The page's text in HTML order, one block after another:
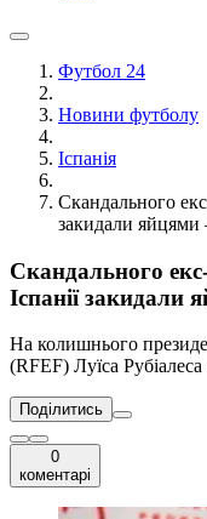
Футбол 24
Новини футболу
Іспанія
Скандального
закидали
Скандального
Іспанії
На колишнього
(RFEF) Луїса Рубіалеса
Поділитись
0
коментарі